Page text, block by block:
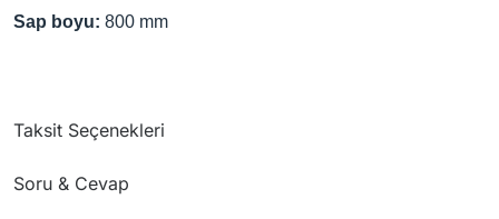
Sap boyu: 800 mm
Taksit Seçenekleri
Soru & Cevap